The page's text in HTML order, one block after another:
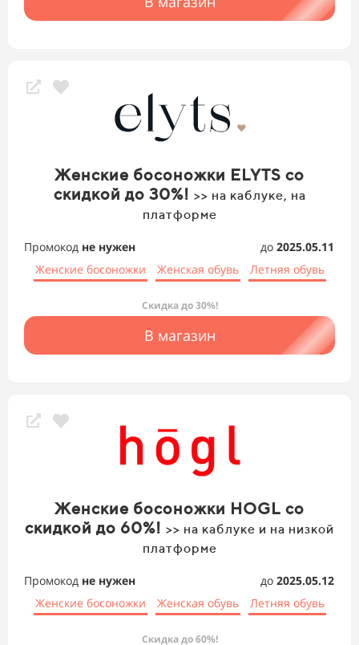
Женские босоножки ELYTS со
скидкой до 30%! >> на каблуке, на
платформе
Промокод не нужен до 2025.05.11
Женские босоножки
Женская обувь Летняя обувь
Скидка до 30%!
В магазин
Женские босоножки HOGL со
скидкой до 60%! >> на каблуке и на низкой
платформе
Промокод не нужен до 2025.05.12
Женские босоножки
Женская обувь Летняя обувь
Скидка до 60%!